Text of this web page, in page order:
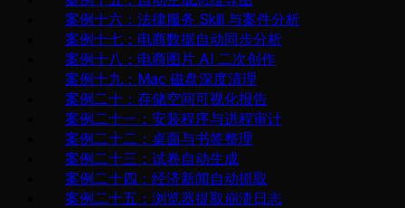
案例十六：法律服务 Skill 与案件分析
案例十七：电商数据自动同步分析
案例十八：电商图片 AI 二次创作
案例十九：Mac 磁盘深度清理
案例二十：存储空间可视化报告
案例二十一：安装程序与进程审计
案例二十二：桌面与书签整理
案例二十三：试卷自动生成
案例二十四：经济新闻自动抓取
案例二十五：浏览器提取崩溃日志